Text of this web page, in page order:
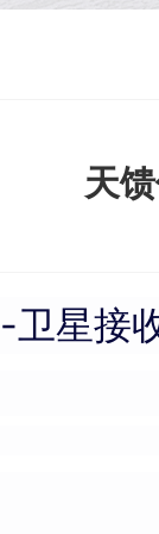
天
-卫星接